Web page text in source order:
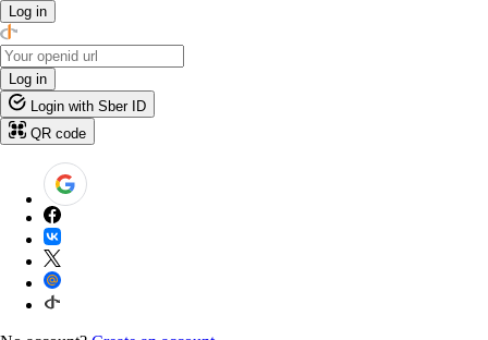
Log in
Log in
Login with Sber ID
QR code